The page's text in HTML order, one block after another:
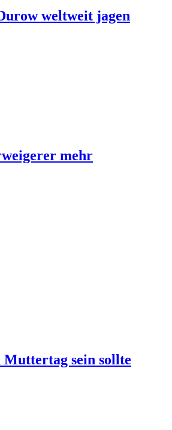
weltweit jagen
mehr
sein sollte